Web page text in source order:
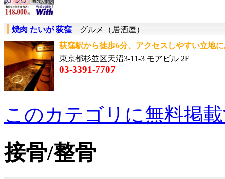
焼肉 たいが 荻窪 グルメ（居酒屋）
荻窪駅から徒歩6分、アクセスしやすい立地
東京都杉並区天沼3-11-3 モアビル 2F
03-3391-7707
このカテゴリに無料掲
接骨/整骨